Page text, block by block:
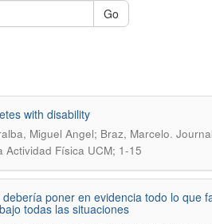
Go
with disability
Miguel Angel; Braz, Marcelo.
Actividad Física UCM; 1-15
poner en evidencia todo lo que
todas las situaciones